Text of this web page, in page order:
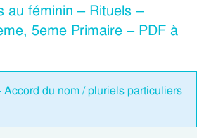
au féminin – Rituels –
5eme Primaire – PDF à
Accord du nom / pluriels particuliers